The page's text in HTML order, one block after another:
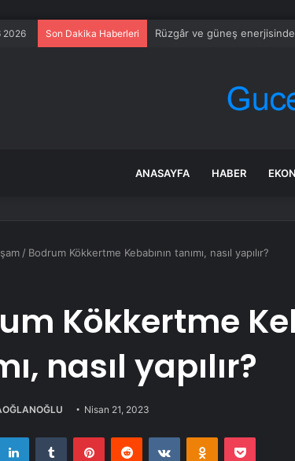
2026 Son Dakika Haberleri Rüzgâr ve güneş enerjisinde
ANASAYFA HABER
/ Bodrum Kökkertme Kebabının tanımı, nasıl yapılır?
Kökkertme
nasıl yapılır?
Nisan 21, 2023
LinkedInTumblr PinterestReddit VKontakteOdnoklassniki
Pocket